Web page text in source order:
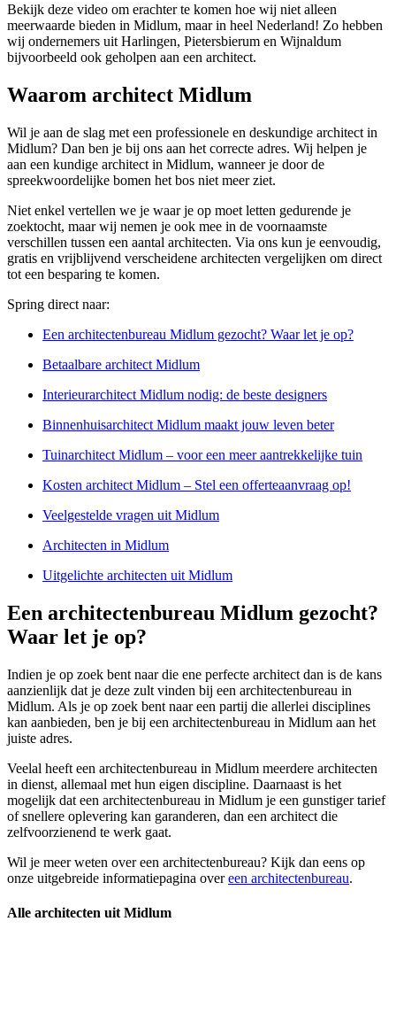
Bekijk deze video om erachter te komen hoe wij niet alleen
meerwaarde bieden in Midlum, maar in heel Nederland! Zo hebben
wij ondernemers uit Harlingen, Pietersbierum en Wijnaldum
bijvoorbeeld ook geholpen aan een architect.
Waarom architect Midlum
Wil je aan de slag met een professionele en deskundige architect in
Midlum? Dan ben je bij ons aan het correcte adres. Wij helpen je
aan een kundige architect in Midlum, wanneer je door de
spreekwoordelijke bomen het bos niet meer ziet.
Niet enkel vertellen we je waar je op moet letten gedurende je
zoektocht, maar wij nemen je ook mee in de voornaamste
verschillen tussen een aantal architecten. Via ons kun je eenvoudig,
gratis en vrijblijvend verscheidene architecten vergelijken om direct
tot een besparing te komen.
Spring direct naar:
Een architectenbureau Midlum gezocht? Waar let je op?
Betaalbare architect Midlum
Interieurarchitect Midlum nodig: de beste designers
Binnenhuisarchitect Midlum maakt jouw leven beter
Tuinarchitect Midlum – voor een meer aantrekkelijke tuin
Kosten architect Midlum – Stel een offerteaanvraag op!
Veelgestelde vragen uit Midlum
Architecten in Midlum
Uitgelichte architecten uit Midlum
Een architectenbureau Midlum gezocht?
Waar let je op?
Indien je op zoek bent naar die ene perfecte architect dan is de kans
aanzienlijk dat je deze zult vinden bij een architectenbureau in
Midlum. Als je op zoek bent naar een partij die allerlei disciplines
kan aanbieden, ben je bij een architectenbureau in Midlum aan het
juiste adres.
Veelal heeft een architectenbureau in Midlum meerdere architecten
in dienst, allemaal met hun eigen discipline. Daarnaast is het
mogelijk dat een architectenbureau in Midlum je een gunstiger tarief
of snellere oplevering kan garanderen, dan een architect die
zelfvoorzienend te werk gaat.
Wil je meer weten over een architectenbureau? Kijk dan eens op
onze uitgebreide informatiepagina overeen architectenbureau.
Alle architecten uit Midlum